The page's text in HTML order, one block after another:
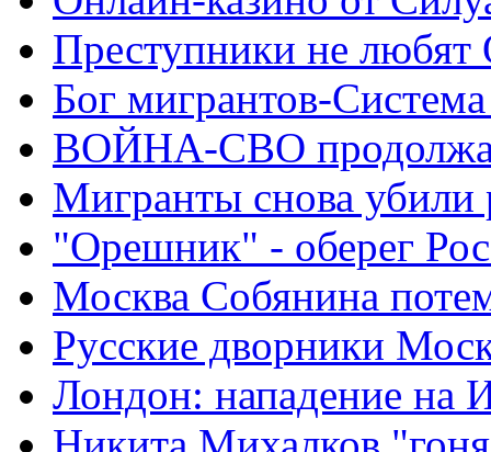
Преступники не
Бог мигрантов-
ВОЙНА-СВО
Мигранты снова убили
"Орешник" - оберег
Москва Собянина
Русские дворники
Лондон: нападение на